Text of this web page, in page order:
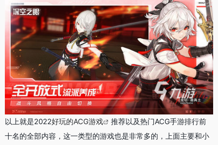
以上就是2022好玩的ACG游戏
推荐以及热门ACG手游排行前
十名的全部内容，这一类型的游戏也是非常多的，上面主要和小